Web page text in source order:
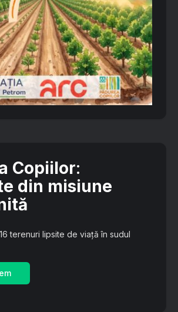
Copiilor:
din misiune
terenuri lipsite de viață în sudul